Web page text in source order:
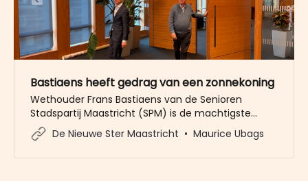
Bastiaens heeft gedrag van een zonnekoning
Wethouder Frans Bastiaens van de Senioren
Stadspartij Maastricht (SPM) is de machtigste
wethouder in Maastricht. Zijn politieke wil is
nagenoeg altijd wet. Als Bastiaens ergens voor of
De Nieuwe Ster Maastricht Maurice Ubags